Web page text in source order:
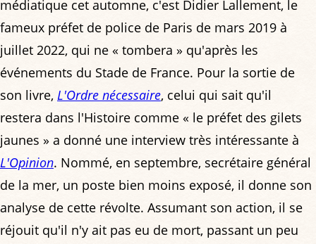
médiatique cet automne, c'est Didier Lallement, le
fameux préfet de police de Paris de mars 2019 à
juillet 2022, qui ne « tombera » qu'après les
événements du Stade de France. Pour la sortie de
son livre, L'Ordre nécessaire, celui qui sait qu'il
restera dans l'Histoire comme « le préfet des gilets
jaunes » a donné une interview très intéressante à
L'Opinion. Nommé, en septembre, secrétaire général
de la mer, un poste bien moins exposé, il donne son
analyse de cette révolte. Assumant son action, il se
réjouit qu'il n'y ait pas eu de mort, passant un peu